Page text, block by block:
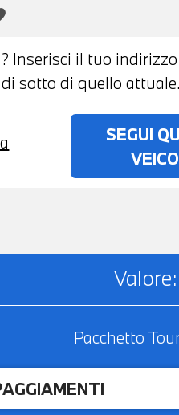
? Inserisci il tuo
sotto di quello attuale.
SEGUI
Valore:
Pacchetto